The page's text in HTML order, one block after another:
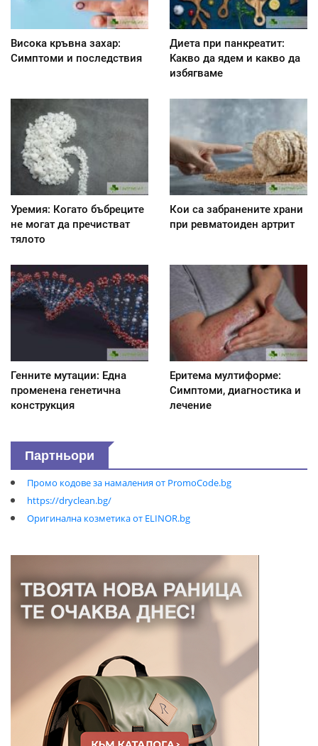
Висока кръвна захар:
Симптоми и последствия
Диета при панкреатит:
Kакво да ядем и какво да
избягваме
Уремия: Когато бъбреците
не могат да пречистват
тялото
Кои са забранените храни
при ревматоиден артрит
Генните мутации: Една
променена генетична
конструкция
Еритема мултиформе:
Симптоми, диагностика и
лечение
Партньори
Промо кодове за намаления от PromoCode.bg
https://dryclean.bg/
Оригинална козметика от ELINOR.bg